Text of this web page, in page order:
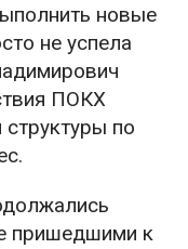
новые
не успела
ПОКХ
по
пришедшими к